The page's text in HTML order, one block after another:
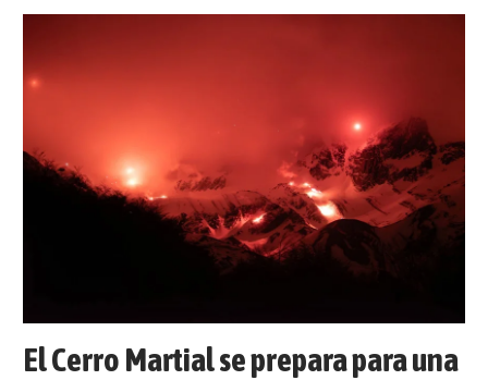
El Cerro Martial se prepara para una